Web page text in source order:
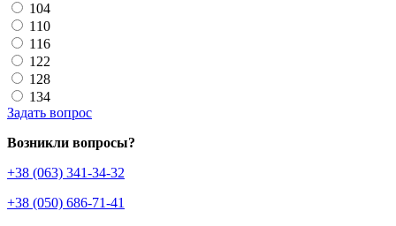
104
110
116
122
128
134
Задать вопрос
Возникли вопросы?
+38 (063) 341-34-32
+38 (050) 686-71-41